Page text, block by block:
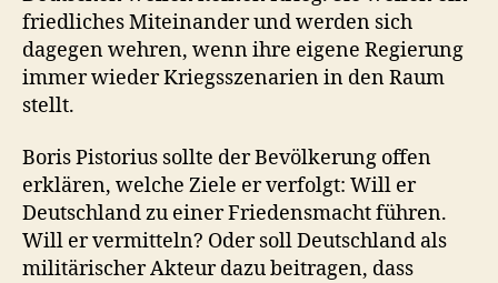
friedliches Miteinander und werden sich
dagegen wehren, wenn ihre eigene Regierung
immer wieder Kriegsszenarien in den Raum
stellt.
Boris Pistorius sollte der Bevölkerung offen
erklären, welche Ziele er verfolgt: Will er
Deutschland zu einer Friedensmacht führen.
Will er vermitteln? Oder soll Deutschland als
militärischer Akteur dazu beitragen, dass